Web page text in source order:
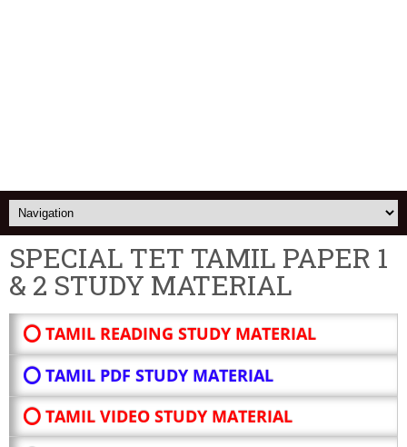
SPECIAL TET TAMIL PAPER 1
& 2 STUDY MATERIAL
⭕ TAMIL READING STUDY MATERIAL
⭕ TAMIL PDF STUDY MATERIAL
⭕ TAMIL VIDEO STUDY MATERIAL